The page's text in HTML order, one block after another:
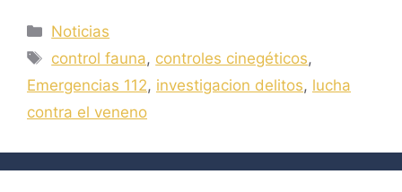
Categorías
Noticias
Etiquetas
control fauna, controles cinegéticos,
Emergencias 112, investigacion delitos, lucha
contra el veneno